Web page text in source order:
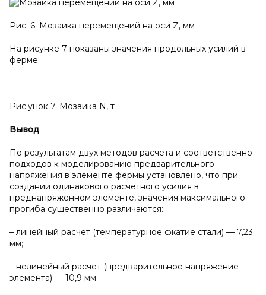
Рис. 6. Мозаика перемещений на оси Z, мм
На рисунке 7 показаны значения продольных усилий в
ферме.
Рис.унок 7. Мозаика N, т
Вывод
По результатам двух методов расчета и соответственно
подходов к моделированию предварительного
напряжения в элементе фермы установлено, что при
создании одинакового расчетного усилия в
преднапряженном элементе, значения максимального
прогиба существенно различаются:
– линейный расчет (температурное сжатие стали) — 7,23
мм;
– нелинейный расчет (предварительное напряжение
элемента) — 10,9 мм.